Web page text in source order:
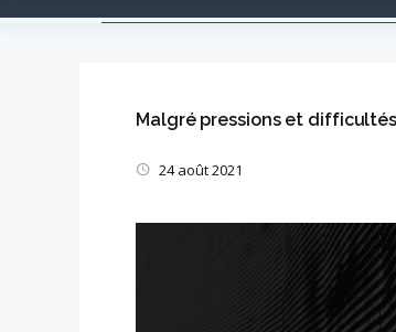
Malgré pressions et
24 août 2021